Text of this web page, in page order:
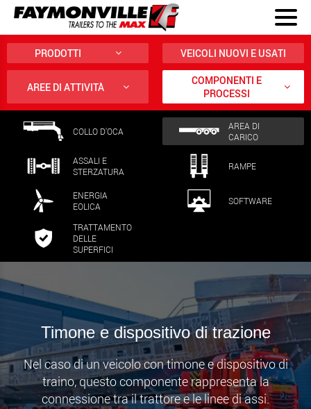
PRODOTTI VEICOLI NUOVI E USATI
AREE DI ATTIVITÀ
COMPONENTI E
PROCESSI
COLLO D'OCA
AREA DI
CARICO
ASSALI E
STERZATURA
RAMPE
ENERGIA
EOLICA
SOFTWARE
TRATTAMENTO
DELLE
SUPERFICI
Timone e dispositivo di trazione
Nel caso di un veicolo con timone e dispositivo di
traino, questo componente rappresenta la
connessione tra il trattore e le linee di assi.